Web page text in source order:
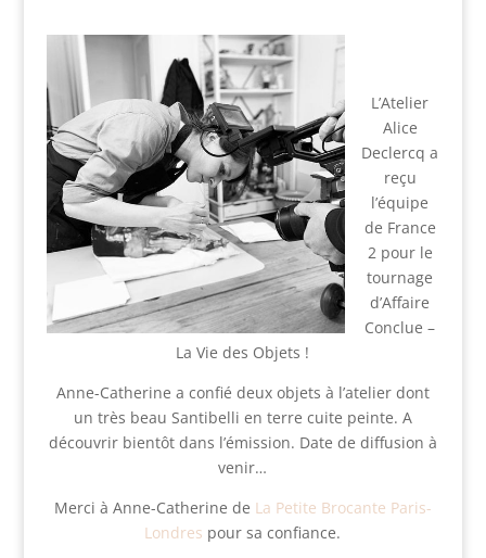
L’Atelier
Alice
Declercq a
reçu
l’équipe
de France
2 pour le
tournage
d’Affaire
Conclue –
La Vie des Objets !
Anne-Catherine a confié deux objets à l’atelier dont
un très beau Santibelli en terre cuite peinte. A
découvrir bientôt dans l’émission. Date de diffusion à
venir…
Merci à Anne-Catherine de La Petite Brocante Paris-
Londres pour sa confiance.